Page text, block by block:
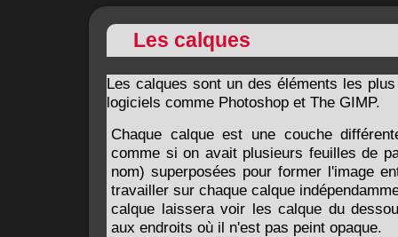
Les calques
Les calques sont un des éléments les
logiciels comme Photoshop et The GIMP.
Chaque calque est une couche
comme si on avait plusieurs feuilles de
nom) superposées pour former l'image
travailler sur chaque calque
calque laissera voir les calque du
aux endroits où il n'est pas peint opaque.